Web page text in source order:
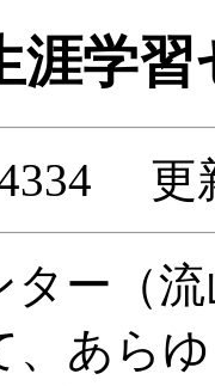
涯学習
更
ー（
、あら